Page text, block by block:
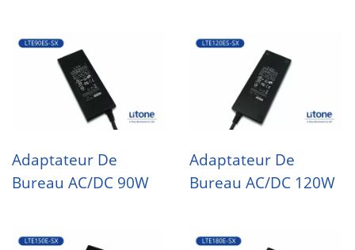
Adaptateur De
Bureau AC/DC 90W
Adaptateur De
Bureau AC/DC 120W